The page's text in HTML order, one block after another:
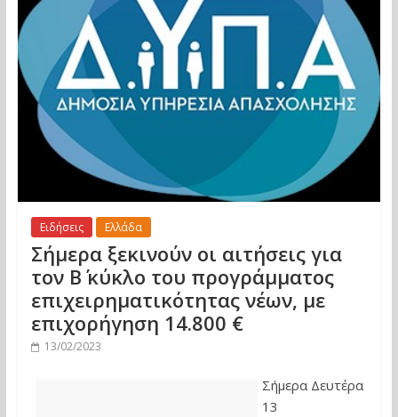
Ειδήσεις Ελλάδα
Σήμερα ξεκινούν οι αιτήσεις για
τον Β΄ κύκλο του προγράμματος
επιχειρηματικότητας νέων, με
επιχορήγηση 14.800 €
13/02/2023
Σήμερα Δευτέρα
13